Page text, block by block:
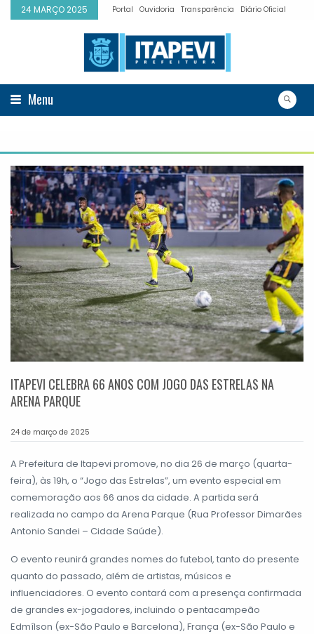
24 MARÇO 2025 Portal Ouvidoria Transparência Diário Oficial
Menu
ITAPEVI CELEBRA 66 ANOS COM JOGO DAS ESTRELAS NA
ARENA PARQUE
24 de março de 2025
A Prefeitura de Itapevi promove, no dia 26 de março (quarta-
feira), às 19h, o “Jogo das Estrelas”, um evento especial em
comemoração aos 66 anos da cidade. A partida será
realizada no campo da Arena Parque (Rua Professor Dimarães
Antonio Sandei – Cidade Saúde).
O evento reunirá grandes nomes do futebol, tanto do presente
quanto do passado, além de artistas, músicos e
influenciadores. O evento contará com a presença confirmada
de grandes ex-jogadores, incluindo o pentacampeão
Edmílson (ex-São Paulo e Barcelona), França (ex-São Paulo e